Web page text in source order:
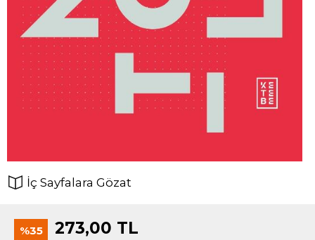
İç Sayfalara Gözat
%35 273,00 TL